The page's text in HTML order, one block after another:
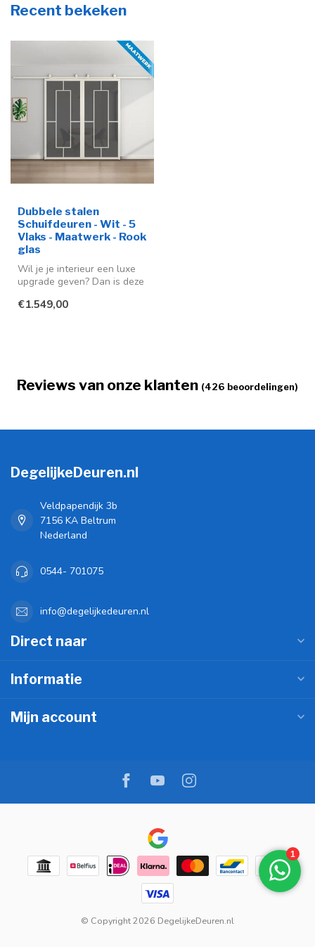
Recent bekeken
Dubbele stalen
Schuifdeuren - Wit - 5
Vlaks - Maatwerk - Rook
glas
Wil je je interieur een luxe
upgrade geven? Dan is deze
€1.549,00
Reviews van onze klanten (426 beoordelingen)
DegelijkeDeuren.nl
Veldpapendijk 3b
7156 KA Beltrum
Nederland
0544- 701075
info@degelijkedeuren.nl
Direct naar
Informatie
Mijn account
© Copyright 2026 DegelijkeDeuren.nl